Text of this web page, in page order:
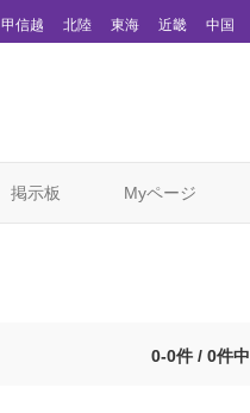
甲信越 北陸 東海 近畿 中国
掲示板 Myページ
0-0件 / 0件中